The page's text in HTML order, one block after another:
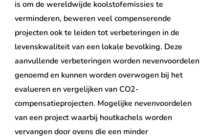
is om de wereldwijde koolstofemissies te
verminderen, beweren veel compenserende
projecten ook te leiden tot verbeteringen in de
levenskwaliteit van een lokale bevolking. Deze
aanvullende verbeteringen worden nevenvoordelen
genoemd en kunnen worden overwogen bij het
evalueren en vergelijken van CO2-
compensatieprojecten. Mogelijke nevenvoordelen
van een project waarbij houtkachels worden
vervangen door ovens die een minder